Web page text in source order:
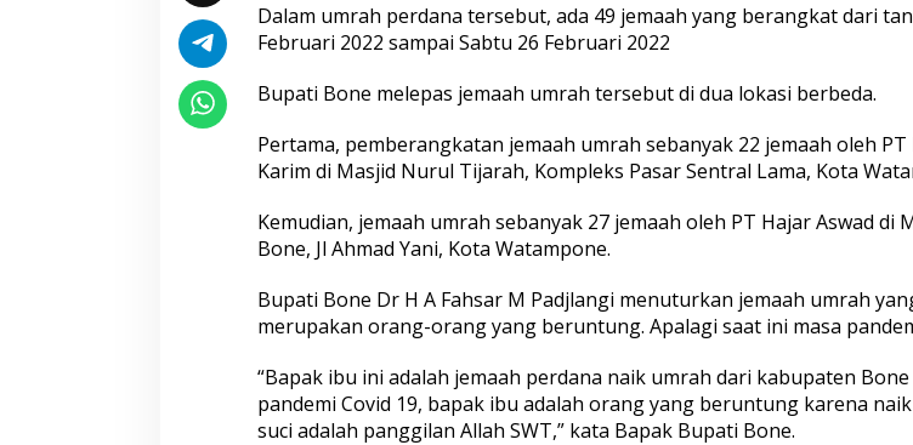
e
r
g
a
t
a
4
9
e
m
h
U
m
Dalam umrah perdana tersebut, ada 49 jemaah yang berangkat dari
Februari 2022 sampai Sabtu 26 Februari 2022
Bupati Bone melepas jemaah umrah tersebut di dua lokasi berbeda.
Pertama, pemberangkatan jemaah umrah sebanyak 22 jemaah oleh
Karim di Masjid Nurul Tijarah, Kompleks Pasar Sentral Lama, Kota
Kemudian, jemaah umrah sebanyak 27 jemaah oleh PT Hajar Aswad di
Bone, Jl Ahmad Yani, Kota Watampone.
Bupati Bone Dr H A Fahsar M Padjlangi menuturkan jemaah umrah
merupakan orang-orang yang beruntung. Apalagi saat ini masa
“Bapak ibu ini adalah jemaah perdana naik umrah dari kabupaten Bone
pandemi Covid 19, bapak ibu adalah orang yang beruntung karena
suci adalah panggilan Allah SWT,” kata Bapak Bupati Bone.